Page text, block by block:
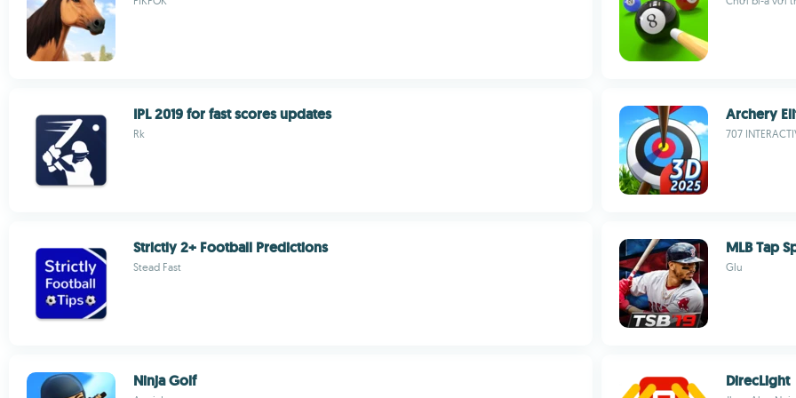
IPL 2019 for fast scores updates
Rk
Archery
707
Strictly 2+ Football Predictions
Stead Fast
MLB Tap
Glu
Ninja Golf DirecLight